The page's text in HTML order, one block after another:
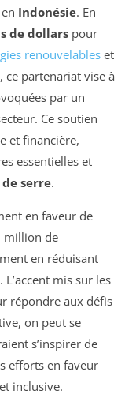
Indonésie. En
de dollars pour
renouvelables et
partenariat vise à
par un
Ce soutien
et financière,
essentielles et
serre.
en faveur de
million de
en réduisant
mis sur les
répondre aux défis
on peut se
s’inspirer de
efforts en faveur
inclusive.